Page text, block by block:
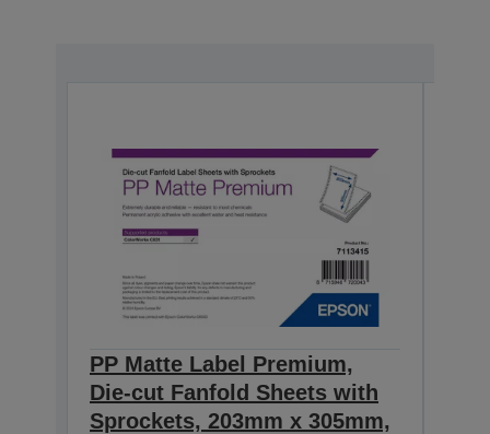
PP Matte Label Premium,
Die-cut Fanfold Sheets with
Sprockets, 203mm x 305mm,